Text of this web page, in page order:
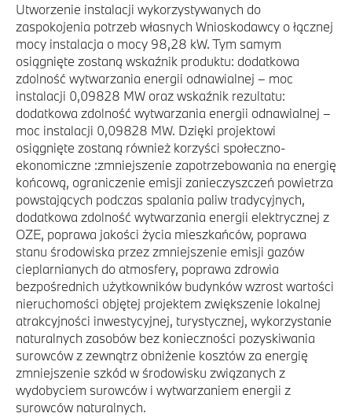
Utworzenie instalacji wykorzystywanych do
zaspokojenia potrzeb własnych Wnioskodawcy o łącznej
mocy instalacja o mocy 98,28 kW. Tym samym
osiągnięte zostaną wskaźnik produktu: dodatkowa
zdolność wytwarzania energii odnawialnej – moc
instalacji 0,09828 MW oraz wskaźnik rezultatu:
dodatkowa zdolność wytwarzania energii odnawialnej –
moc instalacji 0,09828 MW. Dzięki projektowi
osiągnięte zostaną również korzyści społeczno-
ekonomiczne :zmniejszenie zapotrzebowania na energię
końcową, ograniczenie emisji zanieczyszczeń powietrza
powstających podczas spalania paliw tradycyjnych,
dodatkowa zdolność wytwarzania energii elektrycznej z
OZE, poprawa jakości życia mieszkańców, poprawa
stanu środowiska przez zmniejszenie emisji gazów
cieplarnianych do atmosfery, poprawa zdrowia
bezpośrednich użytkowników budynków wzrost wartości
nieruchomości objętej projektem zwiększenie lokalnej
atrakcyjności inwestycyjnej, turystycznej, wykorzystanie
naturalnych zasobów bez konieczności pozyskiwania
surowców z zewnątrz obniżenie kosztów za energię
zmniejszenie szkód w środowisku związanych z
wydobyciem surowców i wytwarzaniem energii z
surowców naturalnych.